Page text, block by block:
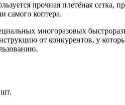
прочная плетёная
самого коптера.
многоразовых
от конкурентов, у